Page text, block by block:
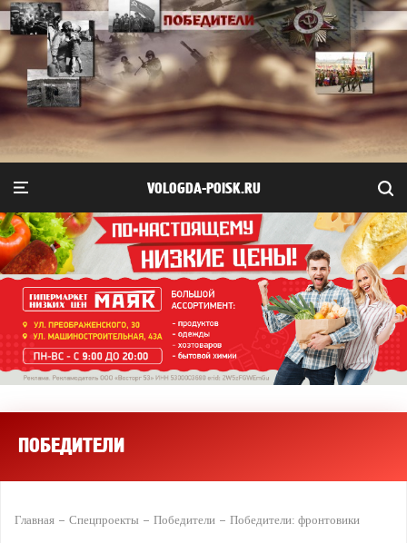
VOLOGDA-POISK.RU
ПОБЕДИТЕЛИ
Главная Спецпроекты Победители Победители: фронтовики